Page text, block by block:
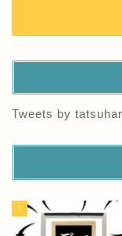
Tweets by
1